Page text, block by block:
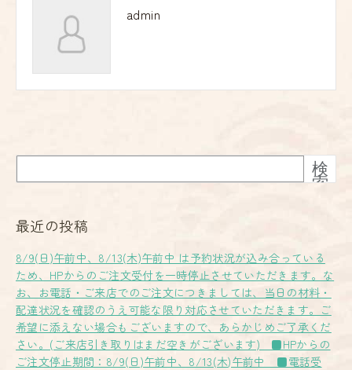
admin
検
索
最近の投稿
8/9(日)午前中、8/13(木)午前中 は予約状況が込み合っている
ため、HPからのご注文受付を一時停止させていただきます。な
お、お電話・ご来店でのご注文につきましては、当日の材料・
配達状況を確認のうえ可能な限り対応させていただきます。ご
希望に添えない場合もございますので、あらかじめご了承くだ
さい。(ご来店引き取りはまだ空きがございます) ■HPからの
ご注文停止期間：8/9(日)午前中、8/13(木)午前中 ■電話受